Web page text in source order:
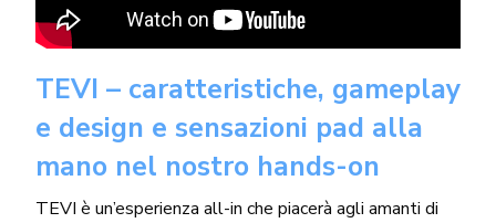
TEVI – caratteristiche, gameplay
e design e sensazioni pad alla
mano nel nostro hands-on
TEVI è un’esperienza all-in che piacerà agli amanti di